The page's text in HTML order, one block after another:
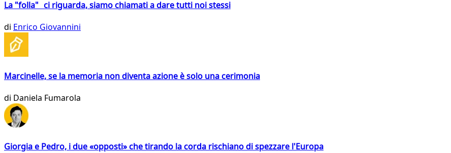
La "folla" ci riguarda, siamo chiamati a dare tutti noi stessi
di Enrico Giovannini
Marcinelle, se la memoria non diventa azione è solo una cerimonia
di Daniela Fumarola
Giorgia e Pedro, i due «opposti» che tirando la corda rischiano di spezzare l'Europa